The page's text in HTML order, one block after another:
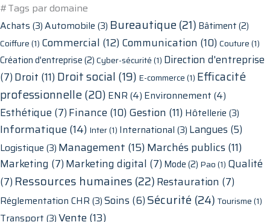
#Tags par domaine
Achats (3)Automobile (3) Bureautique (21) Bâtiment(2)
Coiffure(1) Commercial (12)Communication (10)Couture(1)
Création d'entreprise(2)Cyber-sécurité(1) Direction d'entreprise
(7)Droit (11)Droit social (19) E-commerce(1) Efficacité
professionnelle(20) ENR (4) Environnement (4)
Esthétique (7)Finance (10)Gestion (11) Hôtellerie (3)
Informatique(14) Inter(1) International (3) Langues (5)
Logistique (3) Management (15)Marchés publics (11)
Marketing (7)Marketing digital (7) Mode(2) Pao(1) Qualité
(7) Ressources humaines (22)Restauration (7)
Réglementation CHR (3)Soins (6)Sécurité (24) Tourisme(1)
Transport (3)Vente(13)